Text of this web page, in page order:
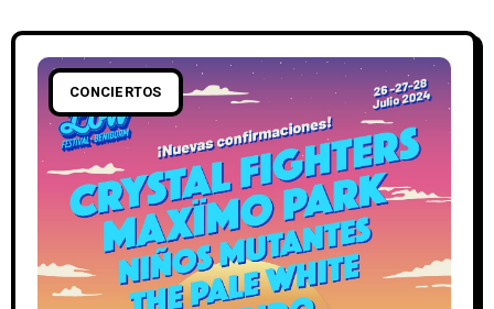
CONCIERTOS